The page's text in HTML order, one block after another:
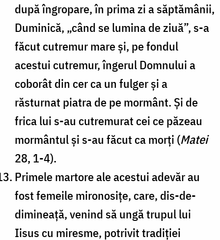
după îngropare, în prima zi a săptămânii,
Duminică, „când se lumina de ziuă”, s-a
făcut cutremur mare și, pe fondul
acestui cutremur, îngerul Domnului a
coborât din cer ca un fulger și a
răsturnat piatra de pe mormânt. Și de
frica lui s-au cutremurat cei ce păzeau
mormântul și s-au făcut ca morți (Matei
28, 1-4).
Primele martore ale acestui adevăr au
fost femeile mironosițe, care, dis-de-
dimineață, venind să ungă trupul lui
Iisus cu miresme, potrivit tradiției